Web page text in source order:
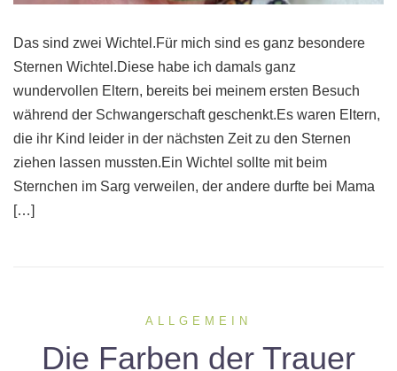
Das sind zwei Wichtel.Für mich sind es ganz besondere
Sternen Wichtel.Diese habe ich damals ganz
wundervollen Eltern, bereits bei meinem ersten Besuch
während der Schwangerschaft geschenkt.Es waren Eltern,
die ihr Kind leider in der nächsten Zeit zu den Sternen
ziehen lassen mussten.Ein Wichtel sollte mit beim
Sternchen im Sarg verweilen, der andere durfte bei Mama
[…]
ALLGEMEIN
Die Farben der Trauer